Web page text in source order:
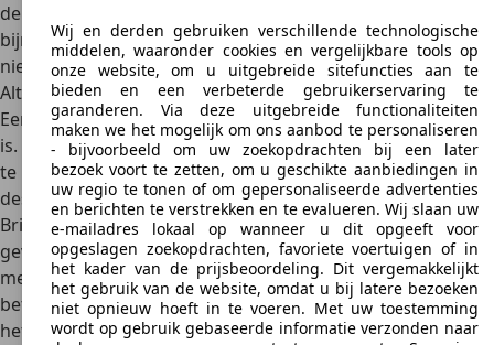
de meeste occasions nog maar jong gebruikte of zelfs
bijna nieuwe exemplaren, met bijbehorende bijna-
nieuwprijzen.
Alternatieven
Een Brilliance koop je vooral omdat het voordelig vervoer
is. Een ander merk dat erom bekend staatveel voor weinig
te bieden is Dacia. Over het algemeen biedt Dacia
desondanks een betere kwaliteit dan de oorspronkelijke
Brilliance-modellen. Ben je bereid nog wat meer uit te
geven, kijk dan eens bij occasions van de Koreaanse
merken Hyundai en Kia, die bekend staan om hun goede
betrouwbaarheid en toch ook vrij bescheiden prijzen. Als
het juist nog voordeliger moet, kijk dan eens bij occasions
Wij en derden gebruiken verschillende technologische
middelen, waaronder cookies en vergelijkbare tools op
onze website, om u uitgebreide sitefuncties aan te
bieden en een verbeterde gebruikerservaring te
garanderen. Via deze uitgebreide functionaliteiten
maken we het mogelijk om ons aanbod te personaliseren
- bijvoorbeeld om uw zoekopdrachten bij een later
bezoek voort te zetten, om u geschikte aanbiedingen in
uw regio te tonen of om gepersonaliseerde advertenties
en berichten te verstrekken en te evalueren. Wij slaan uw
e-mailadres lokaal op wanneer u dit opgeeft voor
opgeslagen zoekopdrachten, favoriete voertuigen of in
het kader van de prijsbeoordeling. Dit vergemakkelijkt
het gebruik van de website, omdat u bij latere bezoeken
niet opnieuw hoeft in te voeren. Met uw toestemming
wordt op gebruik gebaseerde informatie verzonden naar